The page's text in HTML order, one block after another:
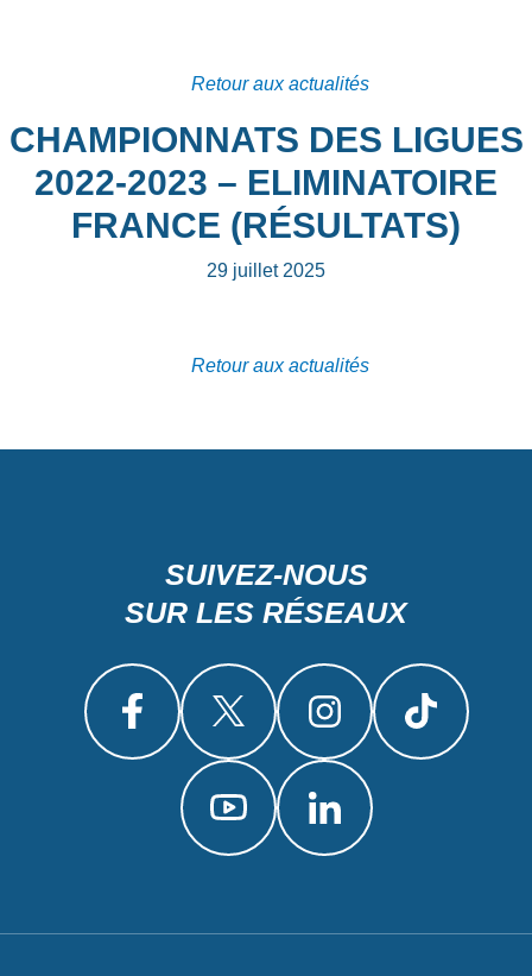
Retour aux actualités
CHAMPIONNATS DES LIGUES
2022-2023 – ELIMINATOIRE
FRANCE (RÉSULTATS)
29 juillet 2025
Retour aux actualités
SUIVEZ-NOUS
SUR LES RÉSEAUX